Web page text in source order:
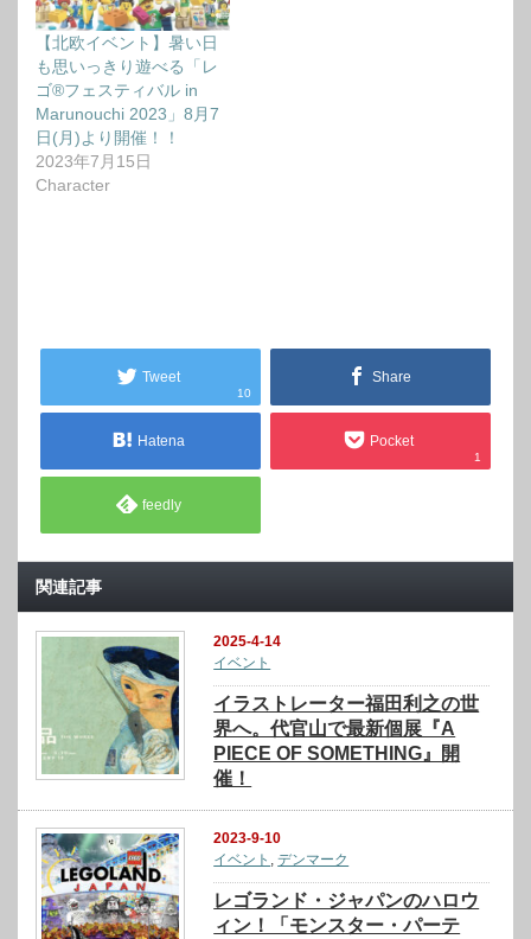
【北欧イベント】暑い日
も思いっきり遊べる「レ
ゴ®フェスティバル in
Marunouchi 2023」8月7
日(月)より開催！！
2023年7月15日
Character
Tweet
10
Share
Hatena Pocket
1
feedly
関連記事
2025-4-14
イベント
イラストレーター福田利之の世
界へ。代官山で最新個展『A
PIECE OF SOMETHING』開
催！
2023-9-10
イベント
,デンマーク
レゴランド・ジャパンのハロウ
ィン！「モンスター・パーテ